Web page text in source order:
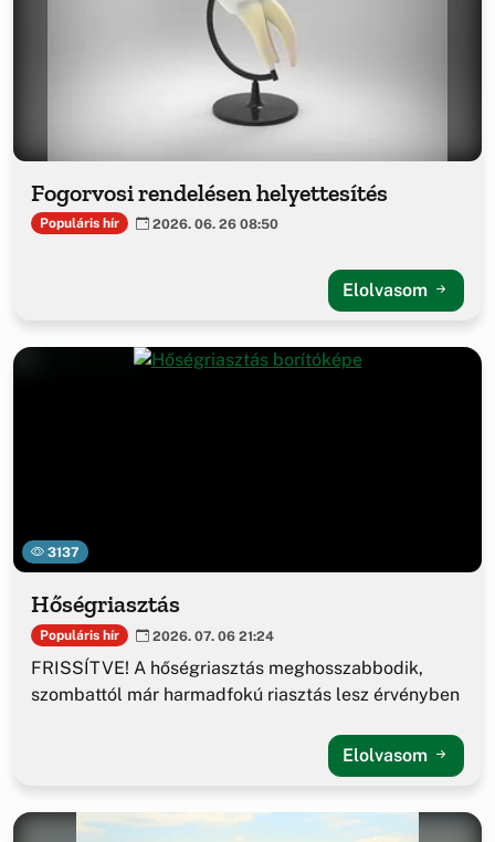
Fogorvosi rendelésen helyettesítés
Populáris hír 2026. 06. 26 08:50
Elolvasom
3137
Hőségriasztás
Populáris hír 2026. 07. 06 21:24
FRISSÍTVE! A hőségriasztás meghosszabbodik,
szombattól már harmadfokú riasztás lesz érvényben
Elolvasom